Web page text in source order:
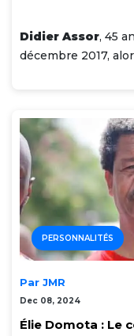
Didier Assor, 45
décembre 2017,
PERSONNALITÉS
Par JMR
Dec 08, 2024
Élie Domota : Le